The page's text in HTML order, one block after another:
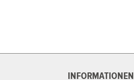
INFORMATIONEN